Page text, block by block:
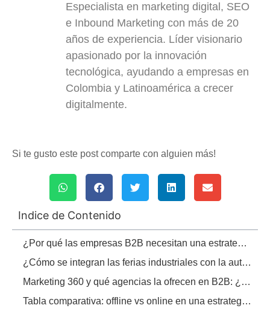
Especialista en marketing digital, SEO
e Inbound Marketing con más de 20
años de experiencia. Líder visionario
apasionado por la innovación
tecnológica, ayudando a empresas en
Colombia y Latinoamérica a crecer
digitalmente.
Si te gusto este post comparte con alguien más!
Indice de Contenido
¿Por qué las empresas B2B necesitan una estrategia de marketing 360?
¿Cómo se integran las ferias industriales con la automatización de correos en un marketing 360?
Marketing 360 y qué agencias la ofrecen en B2B: ¿cómo elegir la correcta?
Tabla comparativa: offline vs online en una estrategia omnicanal B2B